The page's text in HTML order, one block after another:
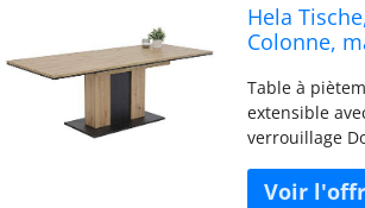
Hela
Colonne,
Artisan,
Table à
extensible
verrouillage
contrastée,